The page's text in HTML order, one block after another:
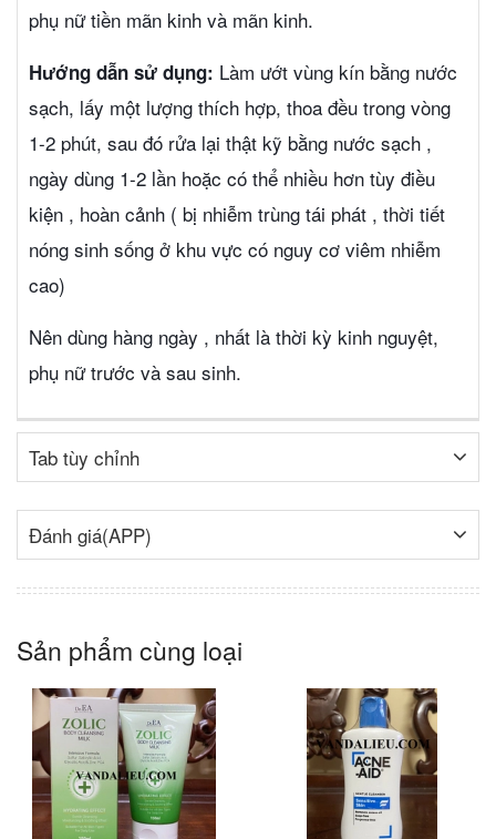
phụ nữ tiền mãn kinh và mãn kinh.
Hướng dẫn sử dụng: Làm ướt vùng kín bằng nước
sạch, lấy một lượng thích hợp, thoa đều trong vòng
1-2 phút, sau đó rửa lại thật kỹ bằng nước sạch ,
ngày dùng 1-2 lần hoặc có thể nhiều hơn tùy điều
kiện , hoàn cảnh ( bị nhiễm trùng tái phát , thời tiết
nóng sinh sống ở khu vực có nguy cơ viêm nhiễm
cao)
Nên dùng hàng ngày , nhất là thời kỳ kinh nguyệt,
phụ nữ trước và sau sinh.
Tab tùy chỉnh
Đánh giá(APP)
Sản phẩm cùng loại